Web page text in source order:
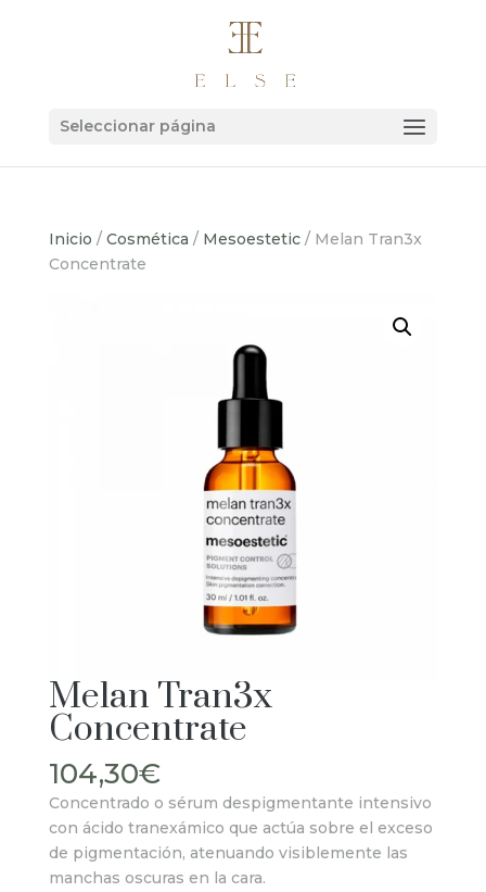
Seleccionar página
Inicio / Cosmética / Mesoestetic/ Melan Tran3x
Concentrate
Melan Tran3x
Concentrate
104,30€
Concentrado o sérum despigmentante intensivo
con ácido tranexámico que actúa sobre el exceso
de pigmentación, atenuando visiblemente las
manchas oscuras en la cara.